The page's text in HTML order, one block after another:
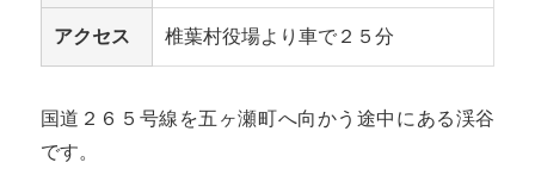
アクセス 椎葉村役場より車で２５分
国道２６５号線を五ヶ瀬町へ向かう途中にある渓谷
です。